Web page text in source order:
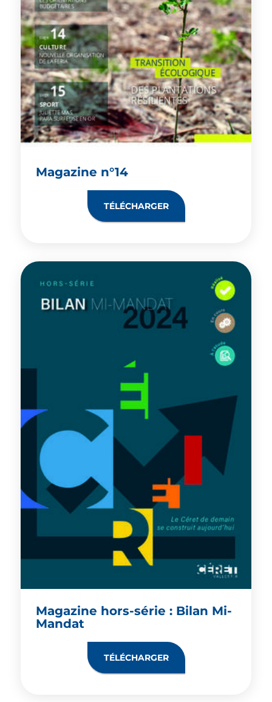
Magazine n°14
TÉLÉCHARGER
Magazine hors-série : Bilan Mi-
Mandat
TÉLÉCHARGER